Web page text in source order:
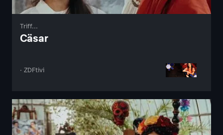
Triff...
Cäsar
· ZDFtivi